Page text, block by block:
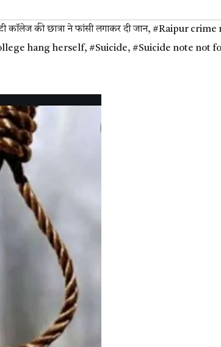
की छात्रा ने फांसी लगाकर दी जान, #Raipur crime
hang herself, #Suicide, #Suicide note not